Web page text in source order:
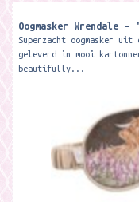
Oogmasker Wrendale
Superzacht oogmasker
geleverd in mooi
beautifully...